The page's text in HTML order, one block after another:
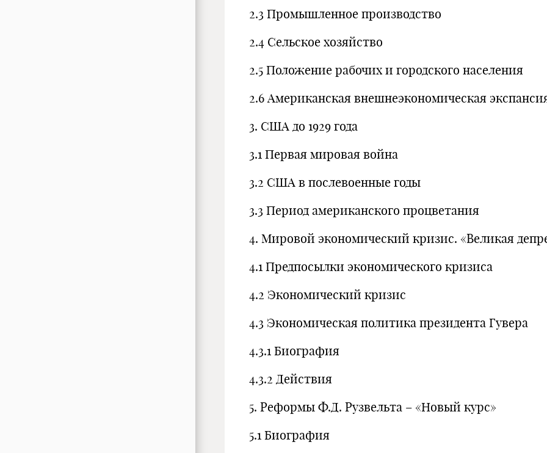
2.3 Промышленное производство
2.4 Сельское хозяйство
2.5 Положение рабочих и городского населения
2.6 Американская внешнеэкономическая
3. США до 1929 года
3.1 Первая мировая война
3.2 США в послевоенные годы
3.3 Период американского процветания
4. Мировой экономический кризис. «Великая
4.1 Предпосылки экономического кризиса
4.2 Экономический кризис
4.3 Экономическая политика президента Гувера
4.3.1 Биография
4.3.2 Действия
5. Реформы Ф.Д. Рузвельта – «Новый курс»
5.1 Биография